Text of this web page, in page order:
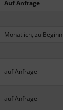
Auf Anfrage
Monatlich, zu Beginn
auf Anfrage
auf Anfrage